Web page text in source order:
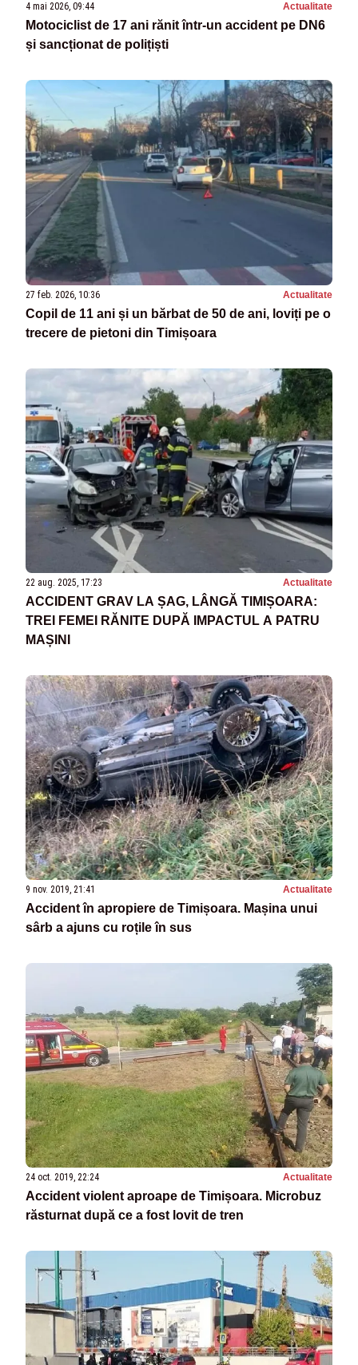
4 mai 2026, 09:44 Actualitate
Motociclist de 17 ani rănit într-un accident pe DN6
și sancționat de polițiști
27 feb. 2026, 10:36 Actualitate
Copil de 11 ani și un bărbat de 50 de ani, loviți pe o
trecere de pietoni din Timișoara
22 aug. 2025, 17:23 Actualitate
ACCIDENT GRAV LA ȘAG, LÂNGĂ TIMIȘOARA:
TREI FEMEI RĂNITE DUPĂ IMPACTUL A PATRU
MAȘINI
9 nov. 2019, 21:41 Actualitate
Accident în apropiere de Timișoara. Mașina unui
sârb a ajuns cu roțile în sus
24 oct. 2019, 22:24 Actualitate
Accident violent aproape de Timișoara. Microbuz
răsturnat după ce a fost lovit de tren